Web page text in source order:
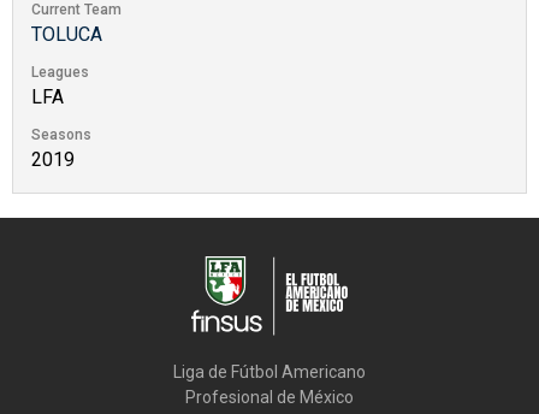
Current Team
TOLUCA
Leagues
LFA
Seasons
2019
Liga de Fútbol Americano
Profesional de México